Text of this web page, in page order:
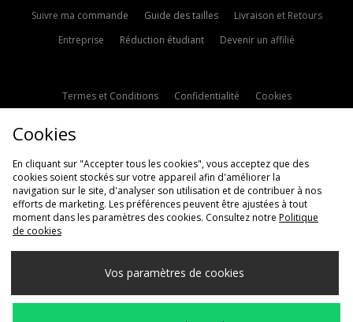
Suivre ma commande Guide des tailles
Livraison et Retours
Entreprise
Réduction étudiant Devenir un affilié
Termes et Conditions Confidentialité
Cookies
Politique d'avis en ligne
Livraison Vers
France
Cookies
En cliquant sur "Accepter tous les cookies", vous acceptez que des
cookies soient stockés sur votre appareil afin d'améliorer la
navigation sur le site, d'analyser son utilisation et de contribuer à nos
efforts de marketing. Les préférences peuvent être ajustées à tout
moment dans les paramètres des cookies. Consultez notre Politique
de cookies
Vos paramètres de cookies